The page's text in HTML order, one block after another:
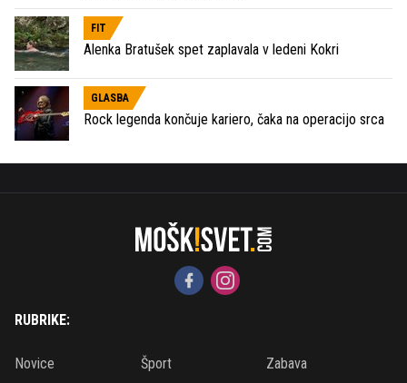
FIT
Alenka Bratušek spet zaplavala v ledeni Kokri
GLASBA
Rock legenda končuje kariero, čaka na operacijo srca
RUBRIKE:
Novice Šport
Zabava